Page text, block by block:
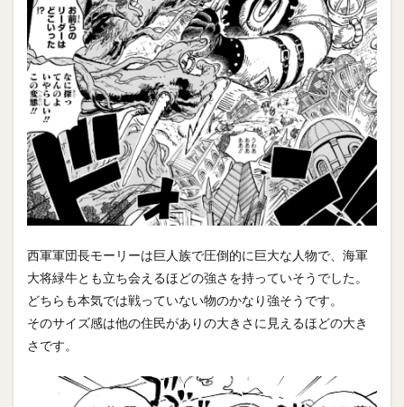
西軍軍団長モーリーは巨人族で圧倒的に巨大な人物で、海軍
大将緑牛とも立ち会えるほどの強さを持っていそうでした。
どちらも本気では戦っていない物のかなり強そうです。
そのサイズ感は他の住民がありの大きさに見えるほどの大き
さです。